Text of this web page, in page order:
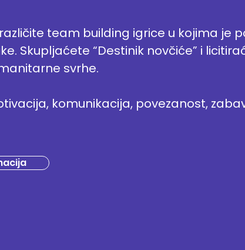
team building igrice u kojima je
Skupljaćete “Destinik novčiće” i
svrhe.
komunikacija, povezanost,